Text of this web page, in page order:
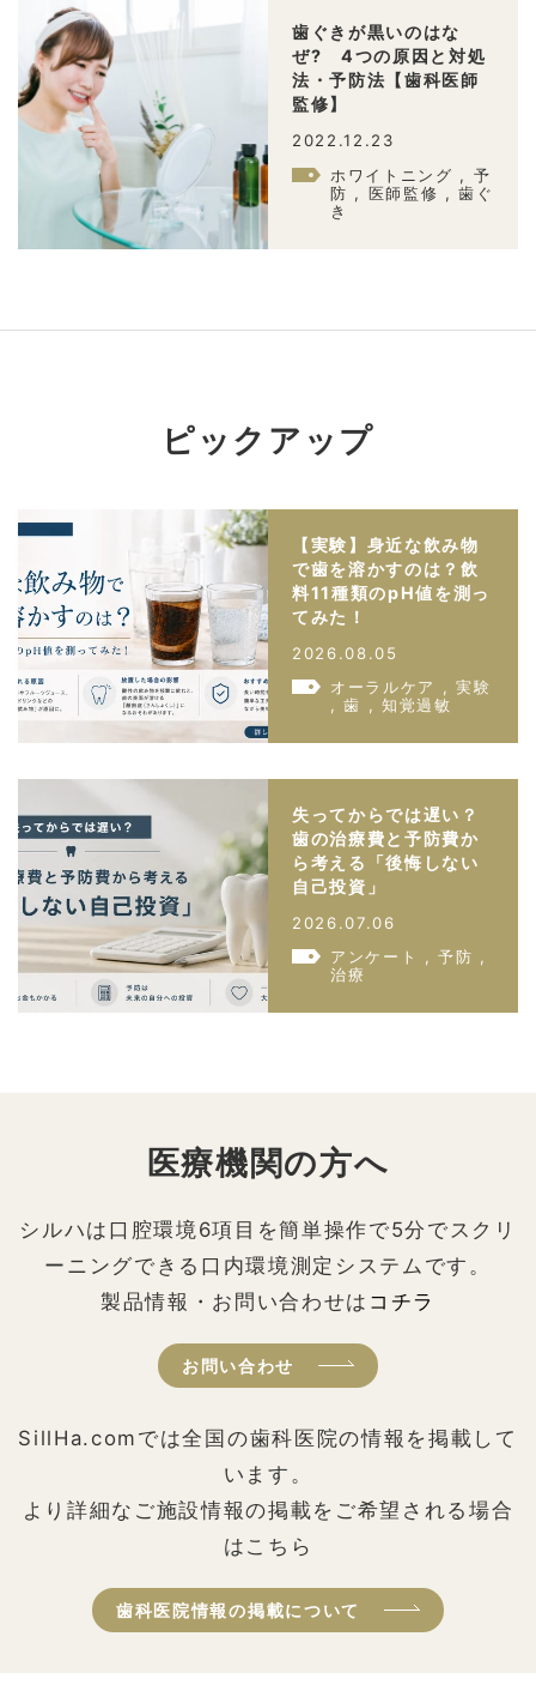
歯ぐきが黒いのはな
ぜ? 4つの原因と対処
法・予防法【歯科医師
監修】
2022.12.23
ホワイトニング , 予
防 , 医師監修 , 歯ぐ
き
ピックアップ
【実験】身近な飲み物
で歯を溶かすのは？飲
料11種類のpH値を測っ
てみた！
2026.08.05
オーラルケア , 実験
, 歯 , 知覚過敏
失ってからでは遅い？
歯の治療費と予防費か
ら考える「後悔しない
自己投資」
2026.07.06
アンケート , 予防 ,
治療
医療機関の方へ
シルハは口腔環境6項目を簡単操作で5分でスクリ
ーニングできる口内環境測定システムです。
製品情報・お問い合わせは コチラ
お問い合わせ
SillHa.comでは全国の歯科医院の情報を掲載して
います。
より詳細なご施設情報の掲載をご希望される場合
はこちら
歯科医院情報の掲載について